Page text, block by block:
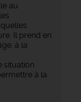
au
Il prend en
à la
situation
à la